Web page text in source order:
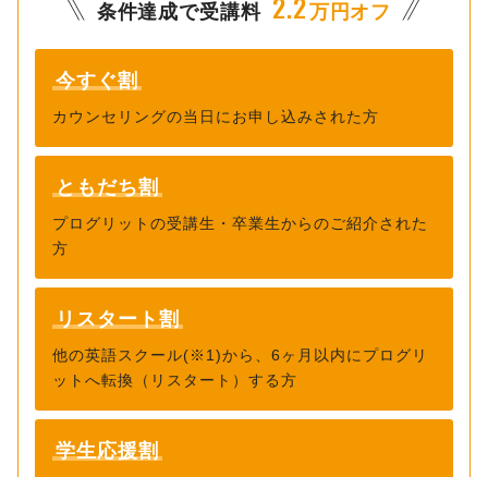
6ヶ月プラン ¥1,190,200
36回 ¥40,533
12ヶ月プラン ¥ 2,299,000 24回 104,297 ¥103,800
横にスクロールが可能です
条件達成で受講料 万円オフ
今すぐ割
カウンセリングの当日にお申し込みされた方
ともだち割
プログリットの受講生・卒業生からのご紹介された
方
リスタート割
他の英語スクール(※1)から、6ヶ月以内にプログリ
ットへ転換（リスタート）する方
学生応援割